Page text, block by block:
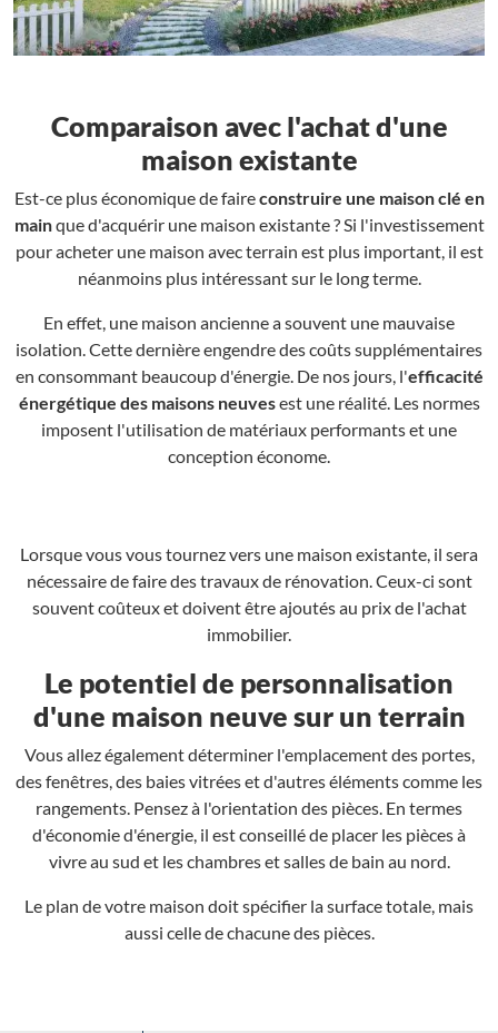
Comparaison avec l'achat d'une
maison existante
Est-ce plus économique de faireconstruire une maison clé en
mainque d'acquérir une maison existante ? Si l'investissement
pour acheter une maison avec terrain est plus important, il est
néanmoins plus intéressant sur le long terme.
En effet, une maison ancienne a souvent une mauvaise
isolation. Cette dernière engendre des coûts supplémentaires
en consommant beaucoup d'énergie. De nos jours, l'efficacité
énergétique des maisons neuvesest une réalité. Les normes
imposent l'utilisation de matériaux performants et une
conception économe.
Lorsque vous vous tournez vers une maison existante, il sera
nécessaire de faire des travaux de rénovation. Ceux-ci sont
souvent coûteux et doivent être ajoutés au prix de l'achat
immobilier.
Le potentiel de personnalisation
d'une maison neuve sur un terrain
Vous allez également déterminer l'emplacement des portes,
des fenêtres, des baies vitrées et d'autres éléments comme les
rangements. Pensez à l'orientation des pièces. En termes
d'économie d'énergie, il est conseillé de placer les pièces à
vivre au sud et les chambres et salles de bain au nord.
Le plan de votre maison doit spécifier la surface totale, mais
aussi celle de chacune des pièces.